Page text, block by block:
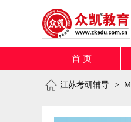
首 页
江苏考研辅导 >